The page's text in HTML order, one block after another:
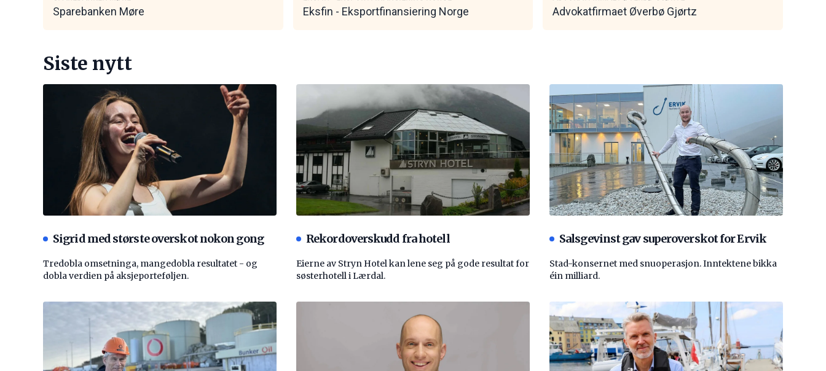
Sparebanken Møre Eksfin - Eksportfinansiering Norge Advokatfirmaet Øverbø Gjørtz
Siste nytt
Sigrid med største overskot nokon gong
Tredobla omsetninga, mangedobla resultatet - og
dobla verdien på aksjeporteføljen.
Rekordoverskudd fra hotell
Eierne av Stryn Hotel kan lene seg på gode resultat for
søsterhotell i Lærdal.
Salsgevinst gav superoverskot for Ervik
Stad-konsernet med snuoperasjon. Inntektene bikka
éin milliard.